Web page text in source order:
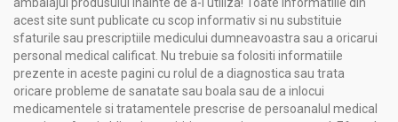
Întărește sistemul imunitar: Lămâia, bogată în vitamina
C, contribuie la susținerea imunității și la prevenirea
răcelilor.
Reduce inflamațiile : Ghimbirul are proprietăți
antiinflamatorii naturale, ajutând la reducerea durerilor
articulare și musculare.
Revitalizant și energizant: Combinația de ghimbir și
ambalajul produsului inainte de a-l utiliza! Toate informatiile din
acest site sunt publicate cu scop informativ si nu substituie
sfaturile sau prescriptiile medicului dumneavoastra sau a oricarui
personal medical calificat. Nu trebuie sa folositi informatiile
prezente in aceste pagini cu rolul de a diagnostica sau trata
oricare probleme de sanatate sau boala sau de a inlocui
medicamentele si tratamentele prescrise de persoanalul medical